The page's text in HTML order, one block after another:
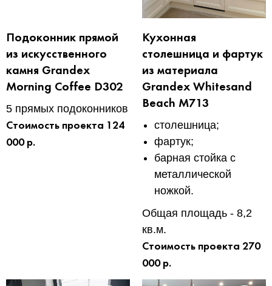
Подоконник прямой
из искусственного
камня Grandex
Morning Coffee D302
5 прямых подоконников
Стоимость проекта 124
000 р.
Кухонная
столешница и фартук
из материала
Grandex Whitesand
Beach M713
столешница;
фартук;
барная стойка с
металлической
ножкой.
Общая площадь - 8,2
кв.м.
Стоимость проекта 270
000 р.